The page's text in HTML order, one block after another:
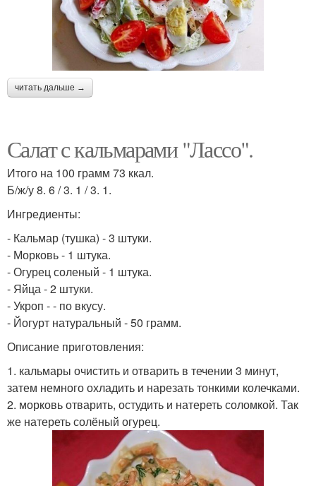
читать дальше →
Салат с кальмарами "Лассо".
Итого на 100 грамм 73 ккал.
Б/ж/у 8. 6 / 3. 1 / 3. 1.
Ингредиенты:
- Кальмар (тушка) - 3 штуки.
- Морковь - 1 штука.
- Огурец соленый - 1 штука.
- Яйца - 2 штуки.
- Укроп - - по вкусу.
- Йогурт натуральный - 50 грамм.
Описание приготовления:
1. кальмары очистить и отварить в течении 3 минут,
затем немного охладить и нарезать тонкими колечками.
2. морковь отварить, остудить и натереть соломкой. Так
же натереть солёный огурец.